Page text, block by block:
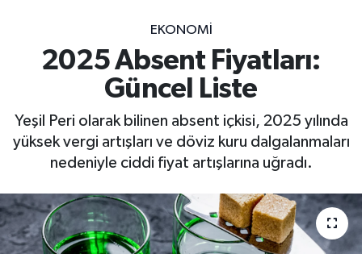
EKONOMİ
2025 Absent Fiyatları:
Güncel Liste
Yeşil Peri olarak bilinen absent içkisi, 2025 yılında
yüksek vergi artışları ve döviz kuru dalgalanmaları
nedeniyle ciddi fiyat artışlarına uğradı.